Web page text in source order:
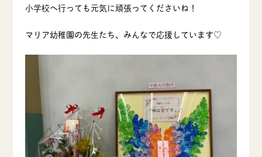
小学校へ行っても元気に頑張ってくださいね！
マリア幼稚園の先生たち、みんなで応援しています♡